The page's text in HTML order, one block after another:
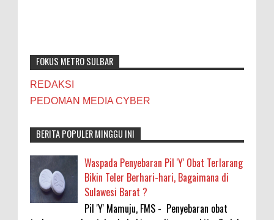
FOKUS METRO SULBAR
REDAKSI
PEDOMAN MEDIA CYBER
BERITA POPULER MINGGU INI
Waspada Penyebaran Pil 'Y' Obat Terlarang
Bikin Teler Berhari-hari, Bagaimana di
Sulawesi Barat ?
Pil 'Y' Mamuju, FMS - Penyebaran obat